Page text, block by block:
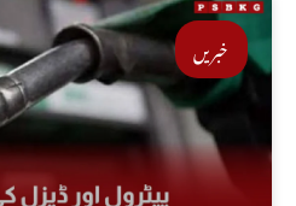
خبریں